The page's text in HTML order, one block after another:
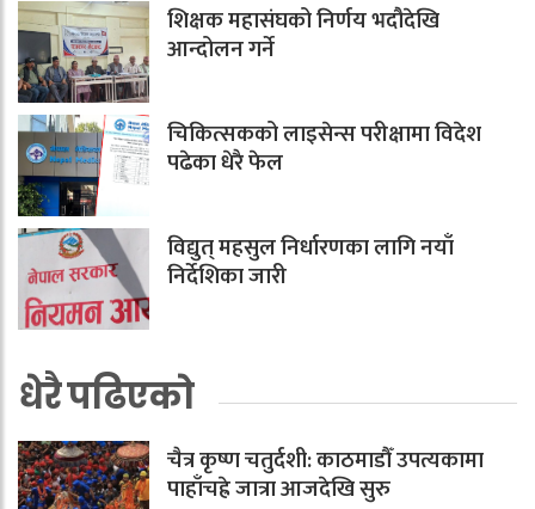
शिक्षक महासंघको निर्णय भदौदेखि
आन्दोलन गर्ने
चिकित्सकको लाइसेन्स परीक्षामा विदेश
पढेका धेरै फेल
विद्युत् महसुल निर्धारणका लागि नयाँ
निर्देशिका जारी
धेरै पढिएको
चैत्र कृष्ण चतुर्दशी: काठमाडौँ उपत्यकामा
पाहाँचह्रे जात्रा आजदेखि सुरु